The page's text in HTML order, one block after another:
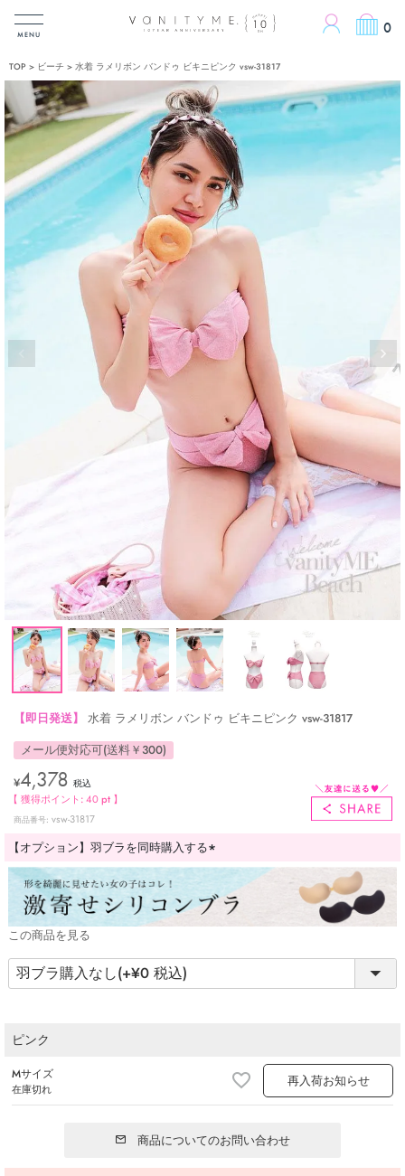
0
MENU
TOP ビーチ 水着 ラメリボン バンドゥ ビキニピンク vsw-31817
【即日発送】 水着 ラメリボン バンドゥ ビキニピンク vsw-31817
メール便対応可(送料￥300)
¥4,378 税込
【 獲得ポイント:40pt 】
商品番号 vsw-31817
【オプション】羽ブラを同時購入する
(必
須)
この商品を見る
ピンク
Mサイズ
在庫切れ 再入荷お知らせ
商品についてのお問い合わせ